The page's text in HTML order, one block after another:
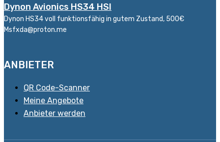
Dynon Avionics HS34 HSI
Dynon HS34 voll funktionsfähig in gutem Zustand, 500€
Msfxda@proton.me
ANBIETER
QR Code-Scanner
Meine Angebote
Anbieter werden